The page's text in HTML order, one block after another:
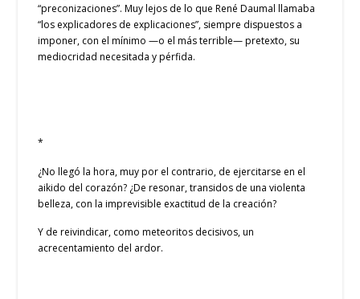
“preconizaciones”. Muy lejos de lo que René Daumal llamaba
“los explicadores de explicaciones”, siempre dispuestos a
imponer, con el mínimo —o el más terrible— pretexto, su
mediocridad necesitada y pérfida.
*
¿No llegó la hora, muy por el contrario, de ejercitarse en el
aikido del corazón? ¿De resonar, transidos de una violenta
belleza, con la imprevisible exactitud de la creación?
Y de reivindicar, como meteoritos decisivos, un
acrecentamiento del ardor.